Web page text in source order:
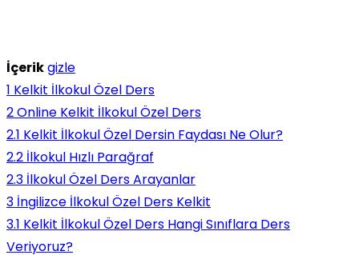
İçerikgizle
1 Kelkit İlkokul Özel Ders
2Online Kelkit İlkokul Özel Ders
2.1 Kelkit İlkokul Özel Dersin Faydası Ne Olur?
2.2 İlkokul Hızlı Parağraf
2.3 İlkokul Özel Ders Arayanlar
3 İngilizce İlkokul Özel Ders Kelkit
3.1 Kelkit İlkokul Özel Ders Hangi Sınıflara Ders
Veriyoruz?